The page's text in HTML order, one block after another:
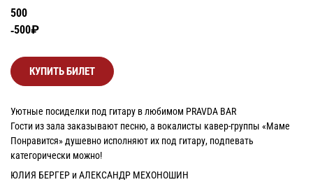
500
500₽
КУПИТЬ БИЛЕТ
Уютные посиделки под гитару в любимом PRAVDA BAR
Гости из зала заказывают песню, а вокалисты кавер-группы «Маме
Понравится» душевно исполняют их под гитару, подпевать
категорически можно!
ЮЛИЯ БЕРГЕР и АЛЕКСАНДР МЕХОНОШИН